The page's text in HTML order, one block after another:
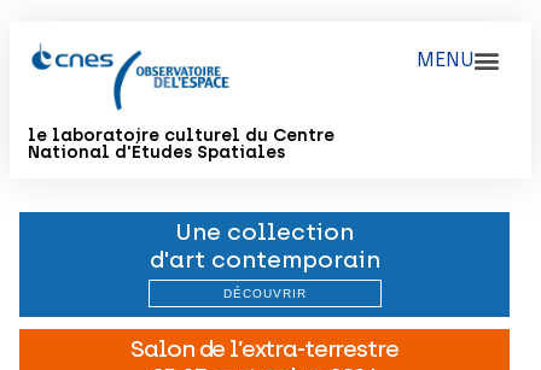
le laboratoire culturel du Centre
National d'Études Spatiales